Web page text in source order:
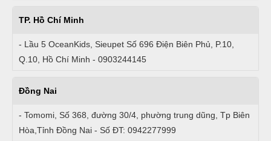
TP. Hồ Chí Minh
- Lầu 5 OceanKids, Sieupet Số 696 Điện Biên Phủ, P.10,
Q.10, Hồ Chí Minh - 0903244145
Đồng Nai
- Tomomi, Số 368, đường 30/4, phường trung dũng, Tp Biên
Hòa,Tỉnh Đồng Nai - Số ĐT: 0942277999